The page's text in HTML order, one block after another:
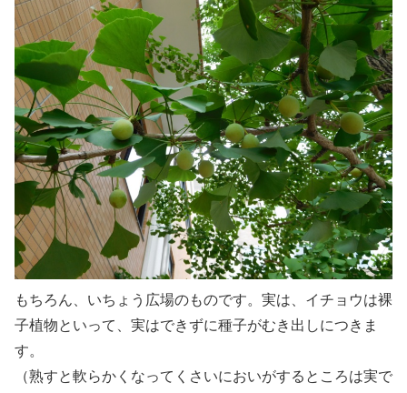
もちろん、いちょう広場のものです。実は、イチョウは裸
子植物といって、実はできずに種子がむき出しにつきま
す。
（熟すと軟らかくなってくさいにおいがするところは実で